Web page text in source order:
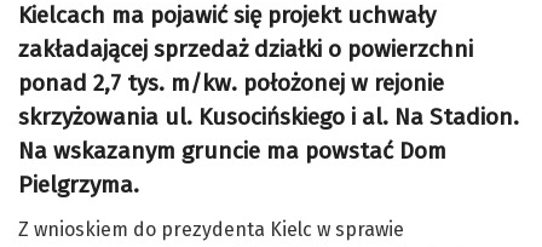
Kielcach ma pojawić się projekt uchwały
zakładającej sprzedaż działki o powierzchni
ponad 2,7 tys. m/kw. położonej w rejonie
skrzyżowania ul. Kusocińskiego i al. Na Stadion.
Na wskazanym gruncie ma powstać Dom
Pielgrzyma.
Z wnioskiem do prezydenta Kielc w sprawie